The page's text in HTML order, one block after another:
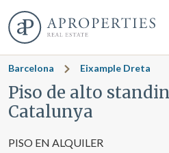
Barcelona Eixample Dreta
Piso de alto
Catalunya
PISO EN ALQUILER